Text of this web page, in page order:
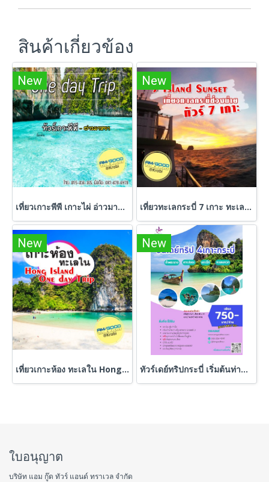
สินค้าเกี่ยวข้อง
New
เที่ยวเกาะพีพี เกาะไผ่ อ่าวมาหยา วันเดียว เช้าไป-เย็นกลับ โดยเรือเร็ว Speed Boat
New
เที่ยวทะเลกระบี่ 7 เกาะ ทะเลช่วงบ่าย ชมพระอาทิตย์ตกดิน ชมแพลงตอน
New
เที่ยวเกาะห้อง ทะเลใน Hong Island One day Trip เช้าไป-เย็นกลับ
New
ทัวร์เดย์ทริปกระบี่ เริ่มต้นท่านละ 750 บาท
ใบอนุญาต
บริษัท แอม กู๊ด ทัวร์ แอนด์ ทราเวล จำกัด